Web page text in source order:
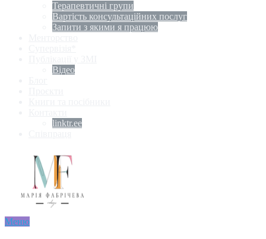
Терапевтичні групи
Вартість консультаційних послуг
Запити з якими я працюю
Відео
linktr.ee
Меню